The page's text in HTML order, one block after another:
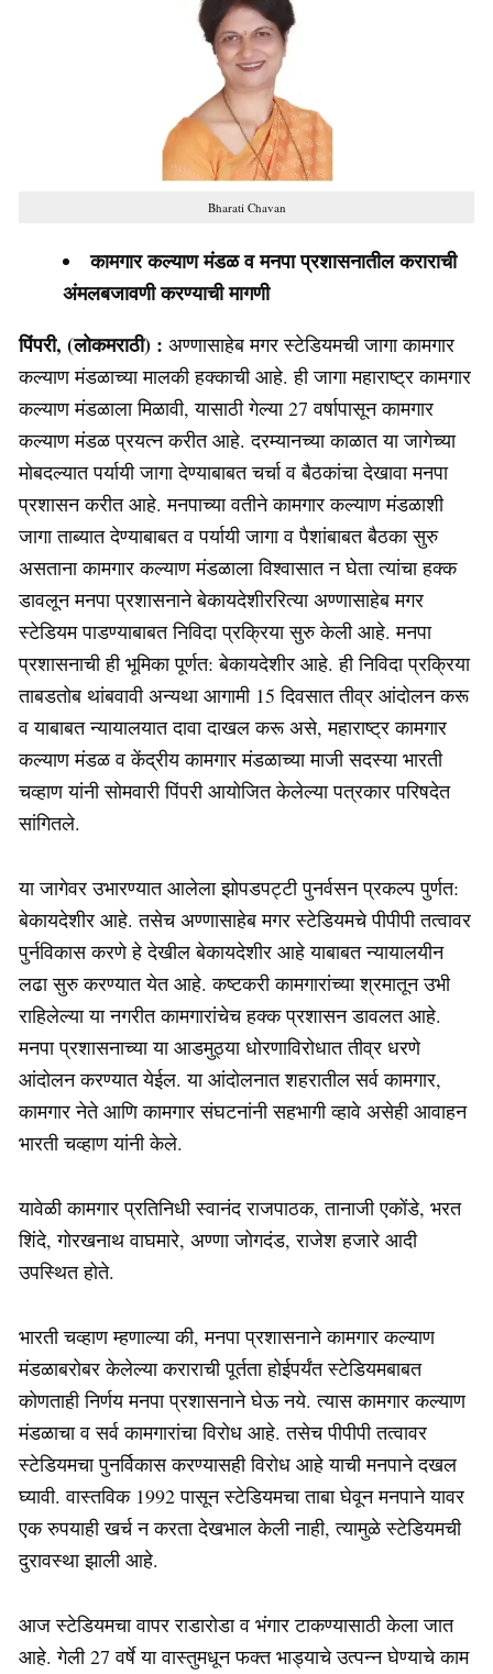
Bharati Chavan
कामगार कल्याण मंडळ व मनपा प्रशासनातील कराराची
अंमलबजावणी करण्याची मागणी
पिंपरी, (लोकमराठी) : अण्णासाहेब मगर स्टेडियमची जागा कामगार
कल्याण मंडळाच्या मालकी हक्काची आहे. ही जागा महाराष्ट्र कामगार
कल्याण मंडळाला मिळावी, यासाठी गेल्या 27 वर्षापासून कामगार
कल्याण मंडळ प्रयत्न करीत आहे. दरम्यानच्या काळात या जागेच्या
मोबदल्यात पर्यायी जागा देण्याबाबत चर्चा व बैठकांचा देखावा मनपा
प्रशासन करीत आहे. मनपाच्या वतीने कामगार कल्याण मंडळाशी
जागा ताब्यात देण्याबाबत व पर्यायी जागा व पैशांबाबत बैठका सुरु
असताना कामगार कल्याण मंडळाला विश्वासात न घेता त्यांचा हक्क
डावलून मनपा प्रशासनाने बेकायदेशीररित्या अण्णासाहेब मगर
स्टेडियम पाडण्याबाबत निविदा प्रक्रिया सुरु केली आहे. मनपा
प्रशासनाची ही भूमिका पूर्णत: बेकायदेशीर आहे. ही निविदा प्रक्रिया
ताबडतोब थांबवावी अन्यथा आगामी 15 दिवसात तीव्र आंदोलन करू
व याबाबत न्यायालयात दावा दाखल करू असे, महाराष्ट्र कामगार
कल्याण मंडळ व केंद्रीय कामगार मंडळाच्या माजी सदस्या भारती
चव्हाण यांनी सोमवारी पिंपरी आयोजित केलेल्या पत्रकार परिषदेत
सांगितले.
या जागेवर उभारण्यात आलेला झोपडपट्टी पुनर्वसन प्रकल्प पुर्णत:
बेकायदेशीर आहे. तसेच अण्णासाहेब मगर स्टेडियमचे पीपीपी तत्वावर
पुर्नविकास करणे हे देखील बेकायदेशीर आहे याबाबत न्यायालयीन
लढा सुरु करण्यात येत आहे. कष्टकरी कामगारांच्या श्रमातून उभी
राहिलेल्या या नगरीत कामगारांचेच हक्क प्रशासन डावलत आहे.
मनपा प्रशासनाच्या या आडमुठ्या धोरणाविरोधात तीव्र धरणे
आंदोलन करण्यात येईल. या आंदोलनात शहरातील सर्व कामगार,
कामगार नेते आणि कामगार संघटनांनी सहभागी व्हावे असेही आवाहन
भारती चव्हाण यांनी केले.
यावेळी कामगार प्रतिनिधी स्वानंद राजपाठक, तानाजी एकोंडे, भरत
शिंदे, गोरखनाथ वाघमारे, अण्णा जोगदंड, राजेश हजारे आदी
उपस्थित होते.
भारती चव्हाण म्हणाल्या की, मनपा प्रशासनाने कामगार कल्याण
मंडळाबरोबर केलेल्या कराराची पूर्तता होईपर्यंत स्टेडियमबाबत
कोणताही निर्णय मनपा प्रशासनाने घेऊ नये. त्यास कामगार कल्याण
मंडळाचा व सर्व कामगारांचा विरोध आहे. तसेच पीपीपी तत्वावर
स्टेडियमचा पुनर्विकास करण्यासही विरोध आहे याची मनपाने दखल
घ्यावी. वास्तविक 1992 पासून स्टेडियमचा ताबा घेवून मनपाने यावर
एक रुपयाही खर्च न करता देखभाल केली नाही, त्यामुळे स्टेडियमची
दुरावस्था झाली आहे.
आज स्टेडियमचा वापर राडारोडा व भंगार टाकण्यासाठी केला जात
आहे. गेली 27 वर्षे या वास्तुमधून फक्त भाड्याचे उत्पन्न घेण्याचे काम